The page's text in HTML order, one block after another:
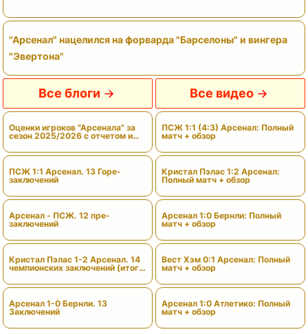
"Арсенал" нацелился на форварда "Барселоны" и вингера
"Эвертона"
Все блоги
Оценки игроков "Арсенала" за
сезон 2025/2026 с отчетом и
ПСЖ 1:1 Арсенал. 13 Горе-
заключений
Арсенал - ПСЖ. 12 пре-
заключений
Кристал Пэлас 1-2 Арсенал. 14
чемпионских заключений (итоги
Арсенал 1-0 Бернли. 13
Заключений
Все видео
ПСЖ 1:1 (4:3) Арсенал: Полный
матч + обзор
Кристал Пэлас 1:2 Арсенал:
Полный матч + обзор
Арсенал 1:0 Бернли: Полный
матч + обзор
Вест Хэм 0:1 Арсенал: Полный
матч + обзор
Арсенал 1:0 Атлетико: Полный
матч + обзор